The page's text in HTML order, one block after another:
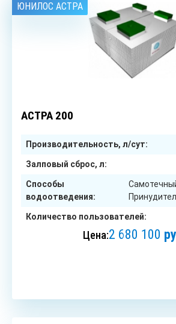
ЮНИЛОС АСТРА
АСТРА 200
Производительность, л/сут:
Залповый сброс, л:
Способы
водоотведения:
Количество пользователей:
Цена:2 680 100